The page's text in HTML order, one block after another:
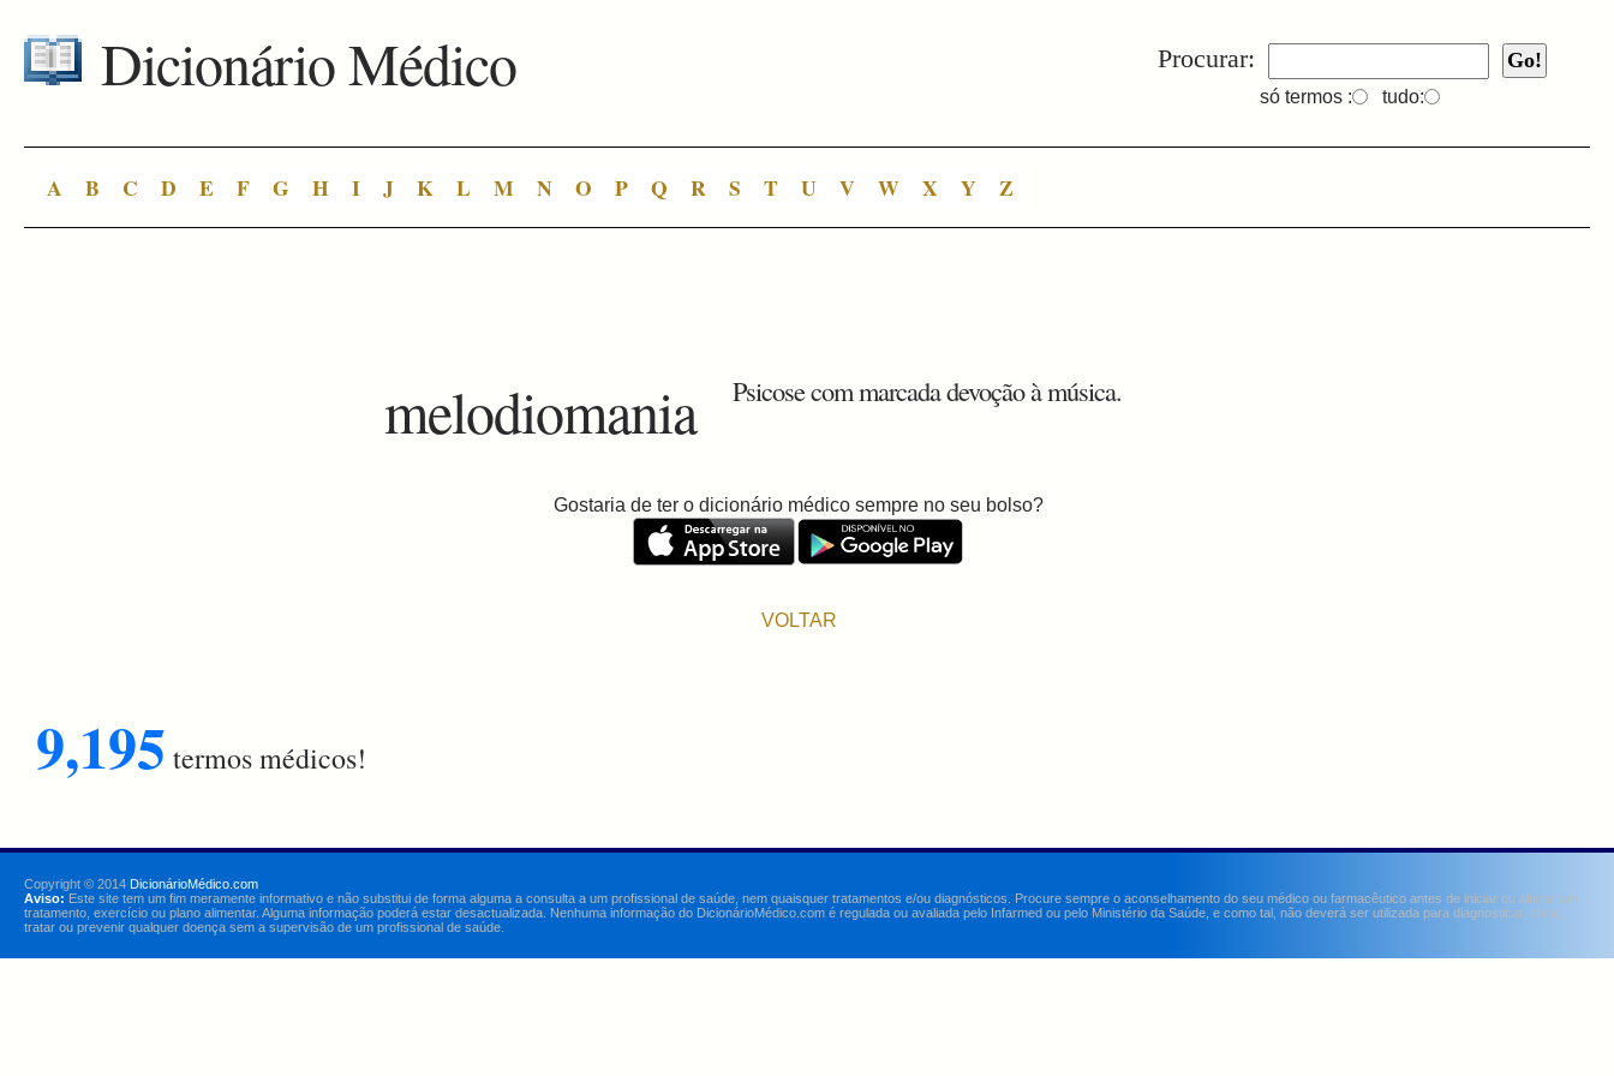
Procurar:
só termos : tudo:
Dicionário Médico
A B C D E F G H I J K L M N O P Q R S T U V W X Y Z
melodiomania Psicose com marcada devoção à música.
Gostaria de ter o dicionário médico sempre no seu bolso?
VOLTAR
9,195 termos médicos!
Copyright © 2014 DicionárioMédico.com
Aviso: Este site tem um fim meramente informativo e não substitui de forma alguma a consulta a um profissional de saúde, nem quaisquer tratamentos e/ou diagnósticos. Procure sempre o aconselhamento do seu médico ou farmacêutico antes de iniciar ou alterar um
tratamento, exercício ou plano alimentar. Alguma informação poderá estar desactualizada. Nenhuma informação do DicionárioMédico.com é regulada ou avaliada pelo Infarmed ou pelo Ministério da Saúde, e como tal, não deverá ser utilizada para diagnosticar, curar,
tratar ou prevenir qualquer doença sem a supervisão de um profissional de saúde.